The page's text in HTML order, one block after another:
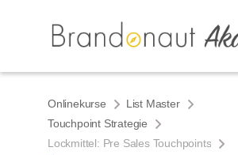
Onlinekurse
List Master
Touchpoint Strategie
Lockmittel: Pre Sales Touchpoints